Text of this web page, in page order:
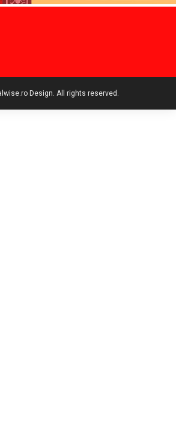
Design. All rights reserved.